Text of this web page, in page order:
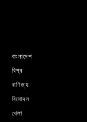
বাংলাদেশ
বিশ্ব
বাণিজ্য
বিনোদন
খেলা